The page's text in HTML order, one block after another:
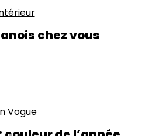
chez vous
Vogue